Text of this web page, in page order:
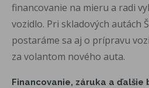
financovanie na mieru a radi
vozidlo. Pri skladových autách
postaráme sa aj o prípravu
za volantom nového auta.
Financovanie, záruka a ďalšie